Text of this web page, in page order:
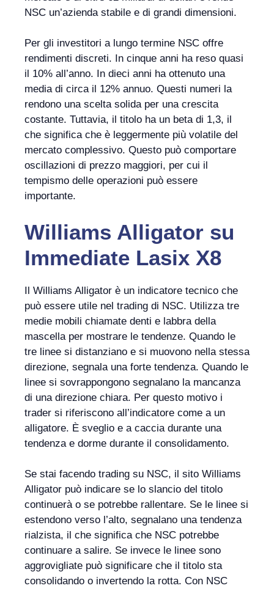
NSC un’azienda stabile e di grandi dimensioni.
Per gli investitori a lungo termine NSC offre
rendimenti discreti. In cinque anni ha reso quasi
il 10% all’anno. In dieci anni ha ottenuto una
media di circa il 12% annuo. Questi numeri la
rendono una scelta solida per una crescita
costante. Tuttavia, il titolo ha un beta di 1,3, il
che significa che è leggermente più volatile del
mercato complessivo. Questo può comportare
oscillazioni di prezzo maggiori, per cui il
tempismo delle operazioni può essere
importante.
Williams Alligator su
Immediate Lasix X8
Il Williams Alligator è un indicatore tecnico che
può essere utile nel trading di NSC. Utilizza tre
medie mobili chiamate denti e labbra della
mascella per mostrare le tendenze. Quando le
tre linee si distanziano e si muovono nella stessa
direzione, segnala una forte tendenza. Quando le
linee si sovrappongono segnalano la mancanza
di una direzione chiara. Per questo motivo i
trader si riferiscono all’indicatore come a un
alligatore. È sveglio e a caccia durante una
tendenza e dorme durante il consolidamento.
Se stai facendo trading su NSC, il sito Williams
Alligator può indicare se lo slancio del titolo
continuerà o se potrebbe rallentare. Se le linee si
estendono verso l’alto, segnalano una tendenza
rialzista, il che significa che NSC potrebbe
continuare a salire. Se invece le linee sono
aggrovigliate può significare che il titolo sta
consolidando o invertendo la rotta. Con NSC